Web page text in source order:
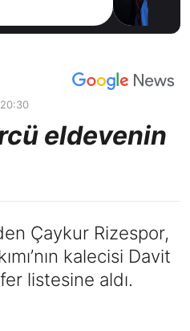
eldevenin
Çaykur Rizespor,
kalecisi Davit
listesine aldı.